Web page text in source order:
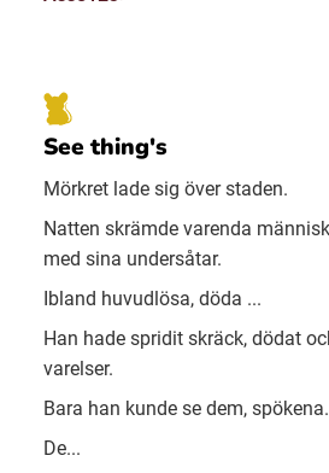
See thing's
Mörkret lade sig över staden.
Natten skrämde varenda
med sina undersåtar.
Ibland huvudlösa, döda ...
Han hade spridit skräck, dödat
varelser.
Bara han kunde se dem, spökena.
De...